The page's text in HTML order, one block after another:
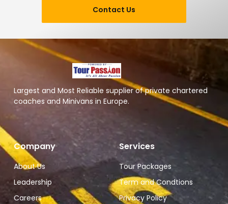
Contact Us
Largest and Most Reliable supplier of private chartered
coaches and Minivans in Europe.
Company
About Us
Leadership
Careers
Services
Tour Packages
Term and Condtions
Privacy Policy